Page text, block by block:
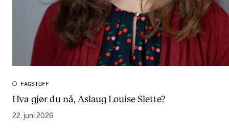
FAGSTOFF
Hva gjør du nå, Aslaug Louise Slette?
22. juni 2026